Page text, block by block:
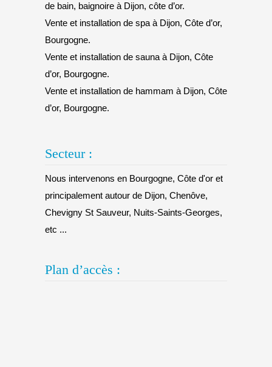
de bain, baignoire à Dijon, côte d’or.
Vente et installation de spa à Dijon, Côte d’or,
Bourgogne.
Vente et installation de sauna à Dijon, Côte
d’or, Bourgogne.
Vente et installation de hammam à Dijon, Côte
d’or, Bourgogne.
Secteur :
Nous intervenons en Bourgogne, Côte d'or et
principalement autour de Dijon, Chenôve,
Chevigny St Sauveur, Nuits-Saints-Georges,
etc ...
Plan d’accès :